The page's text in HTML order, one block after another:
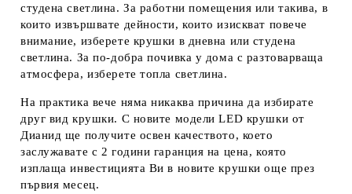
студена светлина. За работни помещения или такива, в
които извършвате дейности, които изискват повече
внимание, изберете крушки в дневна или студена
светлина. За по-добра почивка у дома с разтоварваща
атмосфера, изберете топла светлина.
На практика вече няма никаква причина да избирате
друг вид крушки. С новите модели LED крушки от
Дианид ще получите освен качеството, което
заслужавате с 2 години гаранция на цена, която
изплаща инвестицията Ви в новите крушки още през
първия месец.